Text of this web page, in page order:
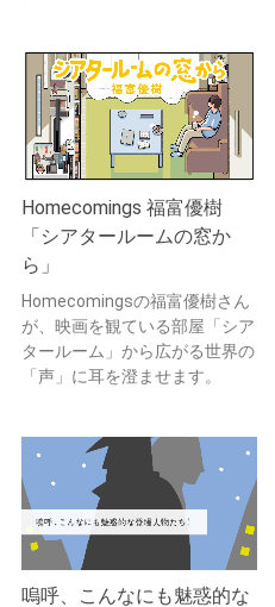
Homecomings 福富優樹
「シアタールームの窓か
ら」
Homecomingsの福富優樹さん
が、映画を観ている部屋「シア
タールーム」から広がる世界の
「声」に耳を澄ませます。
嗚呼、こんなにも魅惑的な